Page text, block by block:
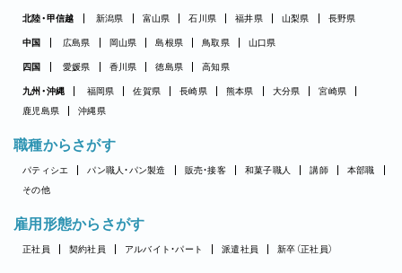
北陸・甲信越 新潟県 富山県 石川県 福井県 山梨県 長野県
中国 広島県 岡山県 島根県 鳥取県 山口県
四国 愛媛県 香川県 徳島県 高知県
九州・沖縄 福岡県 佐賀県 長崎県 熊本県 大分県
宮崎県
鹿児島県
沖縄県
職種からさがす
パティシエ パン職人・パン製造 販売・接客 和菓子職人 講師
本部職
その他
雇用形態からさがす
正社員 契約社員 アルバイト・パート 派遣社員 新卒（正社員）